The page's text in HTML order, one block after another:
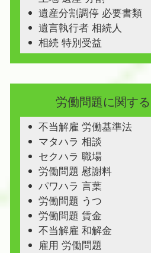
遺産分割調停 必要書類
遺言執行者 相続人
相続 特別受益
労働問題に関す
不当解雇 労働基準法
マタハラ 相談
セクハラ 職場
労働問題 慰謝料
パワハラ 言葉
労働問題 うつ
労働問題 賃金
不当解雇 和解金
雇用 労働問題